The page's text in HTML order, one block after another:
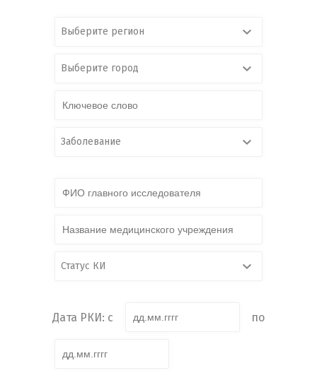
Выберите регион
Выберите город
Заболевание
Статус КИ
Дата РКИ: с по